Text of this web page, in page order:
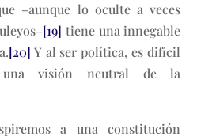
–aunque lo oculte a veces
[19] tiene una innegable
[20] Y al ser política, es difícil
una visión neutral de la
a una constitución